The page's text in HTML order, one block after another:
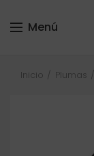
Menú
Inicio Plumas